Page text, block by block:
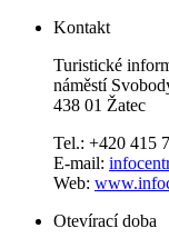
Kontakt
Turistické
náměstí
438 01 Žatec
Tel.: +420 415
E-mail:
Web:
Otevírací doba